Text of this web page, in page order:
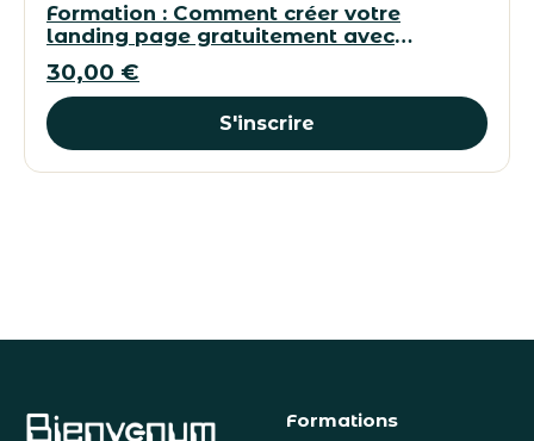
Formation : Comment créer votre
landing page gratuitement avec
WordPress ?
30,00 €
S'inscrire
Formations